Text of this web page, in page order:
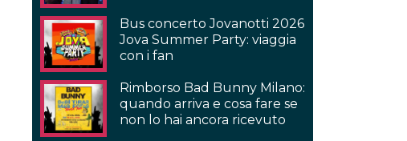
Bus concerto Jovanotti 2026
Jova Summer Party: viaggia
con i fan
Rimborso Bad Bunny Milano:
quando arriva e cosa fare se
non lo hai ancora ricevuto